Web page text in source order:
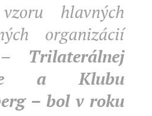
hlavných
organizácií
– Trilaterálnej
a Klubu
– bol v roku